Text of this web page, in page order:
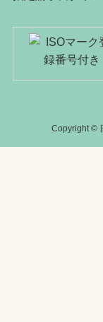
Copyright ©